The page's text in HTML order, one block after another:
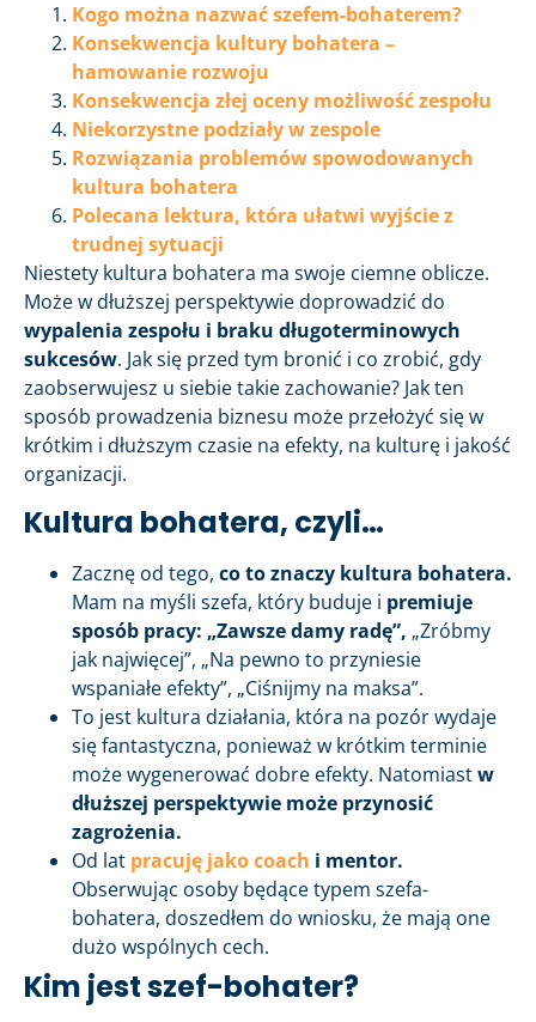
Kogo można nazwać szefem-bohaterem?
Konsekwencja kultury bohatera –
hamowanie rozwoju
Konsekwencja złej oceny możliwość zespołu
Niekorzystne podziały w zespole
Rozwiązania problemów spowodowanych
kultura bohatera
Polecana lektura, która ułatwi wyjście z
trudnej sytuacji
Niestety kultura bohatera ma swoje ciemne oblicze.
Może w dłuższej perspektywie doprowadzić do
wypalenia zespołu i braku długoterminowych
sukcesów. Jak się przed tym bronić i co zrobić, gdy
zaobserwujesz u siebie takie zachowanie? Jak ten
sposób prowadzenia biznesu może przełożyć się w
krótkim i dłuższym czasie na efekty, na kulturę i jakość
organizacji.
Kultura bohatera, czyli…
Zacznę od tego, co to znaczy kultura bohatera.
Mam na myśli szefa, który buduje i premiuje
sposób pracy: „Zawsze damy radę”, „Zróbmy
jak najwięcej”, „Na pewno to przyniesie
wspaniałe efekty”, „Ciśnijmy na maksa”.
To jest kultura działania, która na pozór wydaje
się fantastyczna, ponieważ w krótkim terminie
może wygenerować dobre efekty. Natomiastw
dłuższej perspektywie może przynosić
zagrożenia.
Od lat pracuję jako coach i mentor.
Obserwując osoby będące typem szefa-
bohatera, doszedłem do wniosku, że mają one
dużo wspólnych cech.
Kim jest szef-bohater?